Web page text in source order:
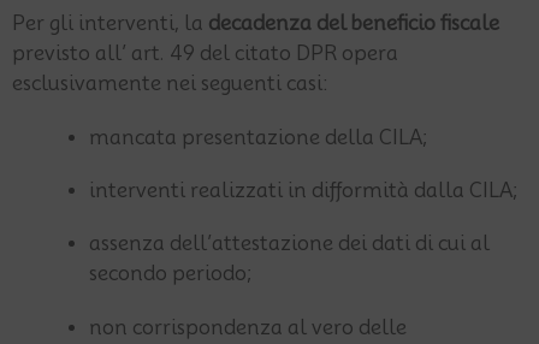
Per gli interventi, la decadenza del beneficio fiscale
previsto all’ art. 49 del citato DPR opera
esclusivamente nei seguenti casi:
mancata presentazione della CILA;
interventi realizzati in difformità dalla CILA;
assenza dell’attestazione dei dati di cui al
secondo periodo;
non corrispondenza al vero delle